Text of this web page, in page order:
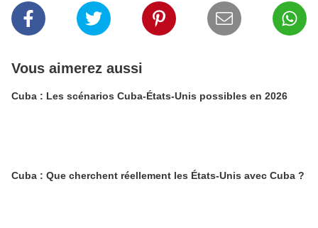
Vous aimerez aussi
Cuba : Les scénarios Cuba-États-Unis possibles en 2026
Cuba : Que cherchent réellement les États-Unis avec Cuba ?